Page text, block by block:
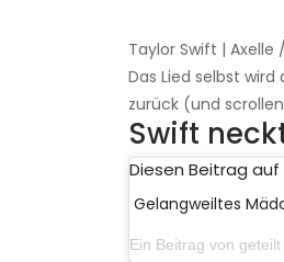
Taylor Swift |
Das Lied selbst
zurück (und
Swift
Diesen Beitrag
Gelangweiltes
Ein Beitrag von geteilt